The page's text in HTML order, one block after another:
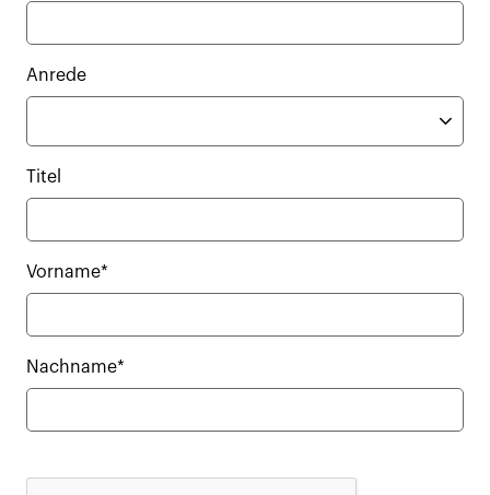
Anrede
Titel
Vorname*
Nachname*